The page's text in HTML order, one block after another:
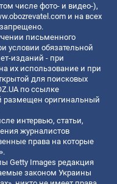
числе фото- и видео-),
и на всех
письменного
условии обязательной
изданий - при
их использование и при
для поисковых
по ссылке
размещен оригинальный
интервью, статьи,
журналистов
права на которые
Getty Images редакция
законом Украины